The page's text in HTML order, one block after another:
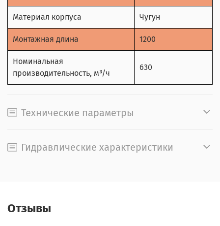
Материал корпуса Чугун
Монтажная длина 1200
Номинальная
производительность, м³/ч
630
Технические параметры
Гидравлические характеристики
Отзывы